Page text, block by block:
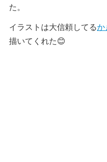
た。
イラストは大信頼してるか
描いてくれた😊